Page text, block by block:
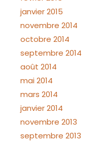
janvier 2015
novembre 2014
octobre 2014
septembre 2014
août 2014
mai 2014
mars 2014
janvier 2014
novembre 2013
septembre 2013